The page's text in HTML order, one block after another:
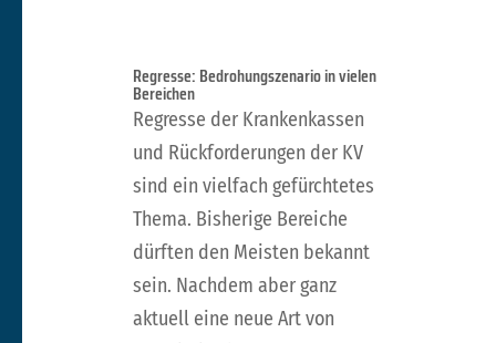
erläutert anhand eines
aktuellen Beispiels
verschiedener Kostenträger zu
Safinamid, worauf bei solchen
Informationsschreiben zu
achten ist und wie die
Regresse: Bedrohungszenario in vielen
Bereichen
Regresse der Krankenkassen
und Rückforderungen der KV
sind ein vielfach gefürchtetes
Thema. Bisherige Bereiche
dürften den Meisten bekannt
sein. Nachdem aber ganz
aktuell eine neue Art von